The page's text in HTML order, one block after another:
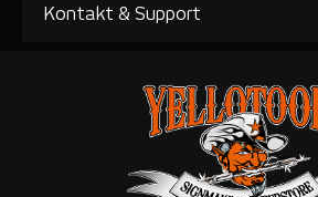
Kontakt & Support